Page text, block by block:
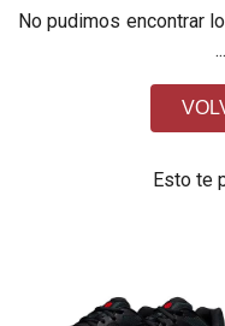
No pudimos encontrar
...
Esto te